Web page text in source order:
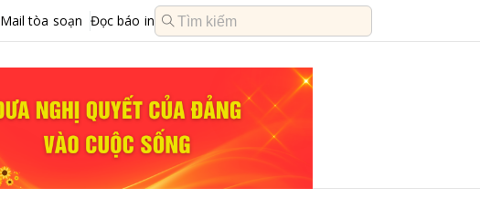
Mail tòa soạn Đọc báo in